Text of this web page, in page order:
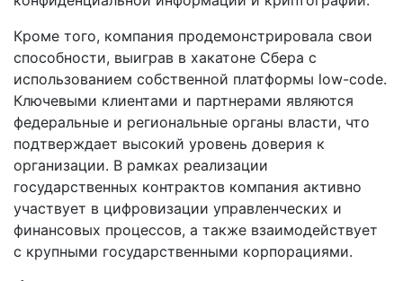
Кроме того, компания продемонстрировала свои
способности, выиграв в хакатоне Сбера с
использованием собственной платформы low-code.
Ключевыми клиентами и партнерами являются
федеральные и региональные органы власти, что
подтверждает высокий уровень доверия к
организации. В рамках реализации
государственных контрактов компания активно
участвует в цифровизации управленческих и
финансовых процессов, а также взаимодействует
с крупными государственными корпорациями.